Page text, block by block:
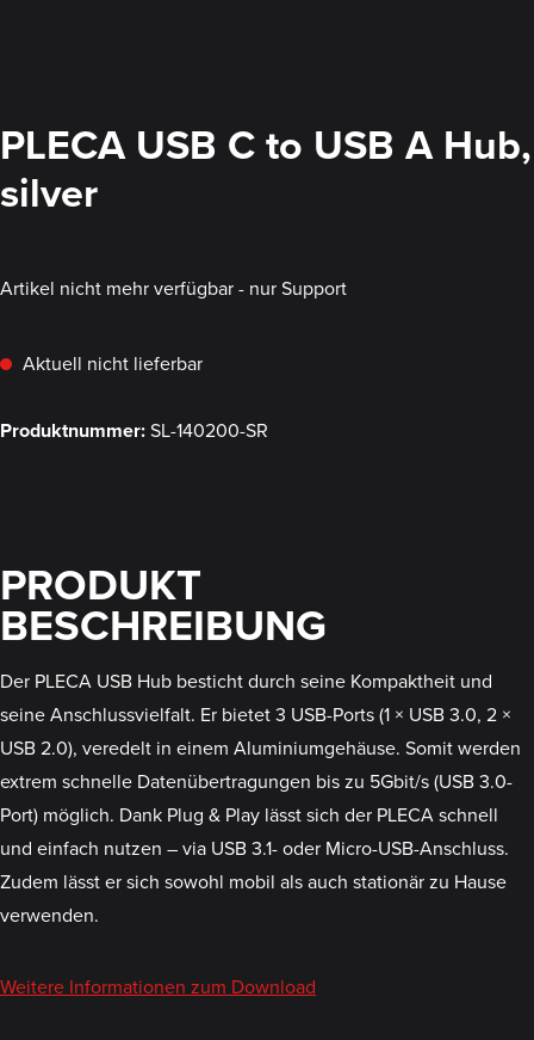
PLECA USB C to USB A Hub,
silver
Artikel nicht mehr verfügbar - nur Support
Aktuell nicht lieferbar
Produktnummer:SL-140200-SR
PRODUKT
BESCHREIBUNG
Der PLECA USB Hub besticht durch seine Kompaktheit und
seine Anschlussvielfalt. Er bietet 3 USB-Ports (1 × USB 3.0, 2 ×
USB 2.0), veredelt in einem Aluminiumgehäuse. Somit werden
extrem schnelle Datenübertragungen bis zu 5Gbit/s (USB 3.0-
Port) möglich. Dank Plug & Play lässt sich der PLECA schnell
und einfach nutzen – via USB 3.1- oder Micro-USB-Anschluss.
Zudem lässt er sich sowohl mobil als auch stationär zu Hause
verwenden.
Weitere Informationen zum Download